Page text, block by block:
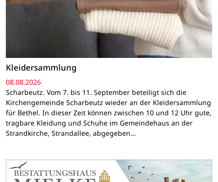
Kleidersammlung
08.08.2026
Scharbeutz. Vom 7. bis 11. September beteiligt sich die
Kirchengemeinde Scharbeutz wieder an der Kleidersammlung
für Bethel. In dieser Zeit können zwischen 10 und 12 Uhr gute,
tragbare Kleidung und Schuhe im Gemeindehaus an der
Strandkirche, Strandallee, abgegeben…